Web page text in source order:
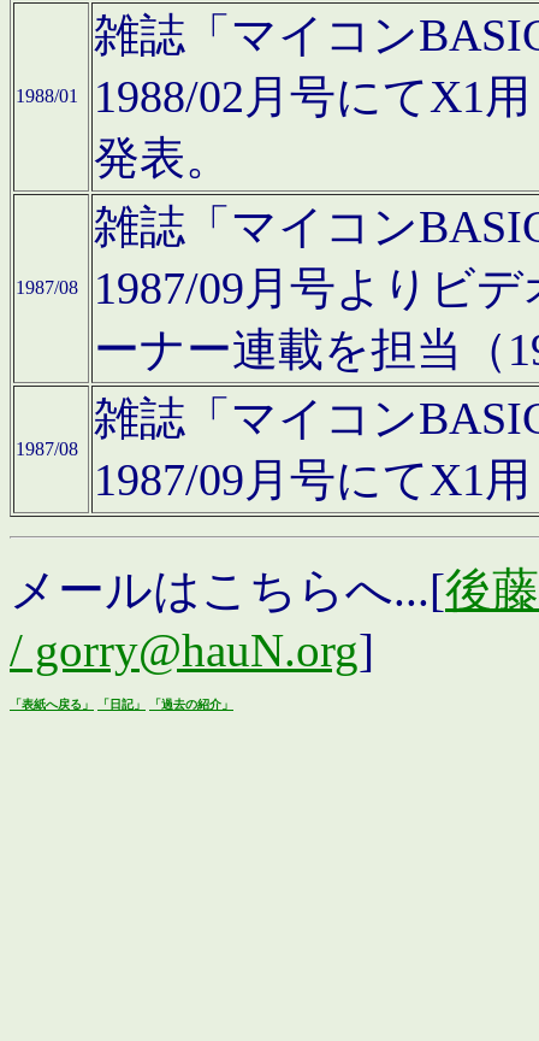
1988/01
雑誌「マイコン
1988/02月号にてX1
発表。
1987/08
雑誌「マイコン
1987/09月号よりビ
ーナー連載を担当（
1987/08
雑誌「マイコン
1987/09月号にてX1
メールはこちらへ...[後
/ gorry@hauN.org]
「表紙へ戻る」 「日記」 「過去の紹介」